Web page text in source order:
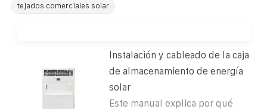
tejados comerciales solar
Instalación y cableado de la caja
de almacenamiento de energía
solar
Este manual explica por qué